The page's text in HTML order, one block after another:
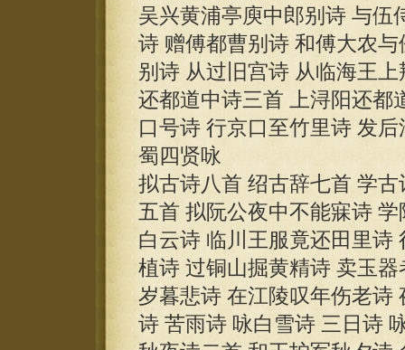
吴兴黄浦亭庾中郎别诗 与伍
诗 赠傅都曹别诗 和傅大农
别诗 从过旧宫诗 从临海王
还都道中诗三首 上浔阳还都
口号诗 行京口至竹里诗 发
蜀四贤咏
拟古诗八首 绍古辞七首 学
五首 拟阮公夜中不能寐诗
白云诗 临川王服竟还田里诗
植诗 过铜山掘黄精诗 卖玉
岁暮悲诗 在江陵叹年伤老诗
诗 苦雨诗 咏白雪诗 三日诗